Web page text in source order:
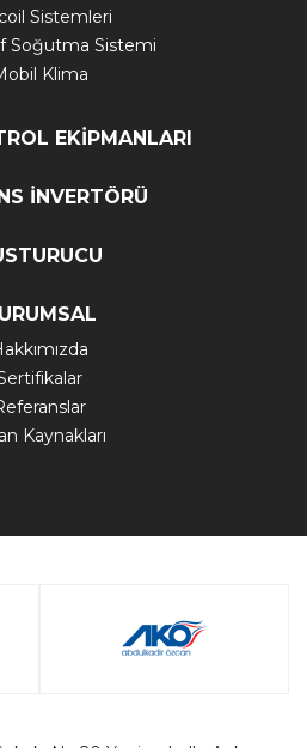
Sistemleri
Soğutma Sistemi
Klima
EKİPMANLARI
İNVERTÖRÜ
Kaynakları